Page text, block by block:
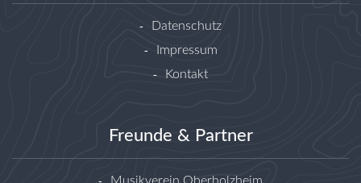
Datenschutz
Impressum
Kontakt
Freunde & Partner